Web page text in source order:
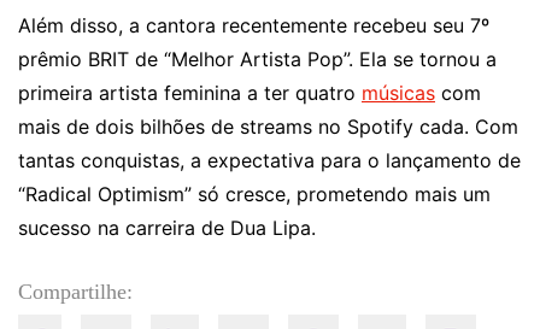
Além disso, a cantora recentemente recebeu seu 7º
prêmio BRIT de “Melhor Artista Pop”. Ela se tornou a
primeira artista feminina a ter quatro músicas com
mais de dois bilhões de streams no Spotify cada. Com
tantas conquistas, a expectativa para o lançamento de
“Radical Optimism” só cresce, prometendo mais um
sucesso na carreira de Dua Lipa.
Compartilhe: